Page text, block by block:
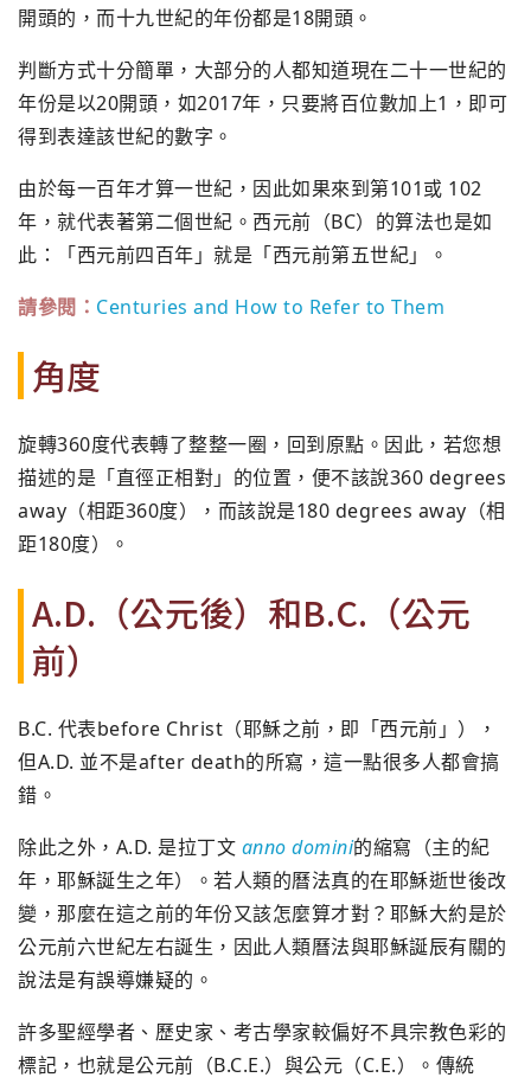
開頭的， 而十九世紀的年份都是18開頭。
判斷方式十分簡單， 大部分的人都知道現在二十一世紀的
年份是以20開頭， 如2017年，只要將百位數加上1，即可
得到表達該世紀的數字。
由於每一百年才算一世紀，因此如果來到第101或 102
年，就代表著第二個世紀。西元前（BC）的算法也是如
此：
「西元前四百年」就是「西元前第五世紀」。
請參閱： Centuries and How to Refer to Them
角度
旋轉360度代表轉了整整一圈，回到原點。因此， 若您想
描述的是「直徑正相對」的位置，便不該說360 degrees
away（相距360度），而該說是180 degrees away（相
距180度）。
A.D.（公元後）和B.C.（公元
前）
B.C. 代表before Christ（耶穌之前，即「西元前」），
但A.D. 並不是after death的所寫，這一點很多人都會搞
錯。
除此之外，A.D. 是拉丁文 anno domini的縮寫（主的紀
年，耶穌誕生之年）。 若人類的曆法真的在耶穌逝世後改
變， 那麼在這之前的年份又該怎麼算才對？ 耶穌大約是於
公元前六世紀左右誕生， 因此人類曆法與耶穌誕辰有關的
說法是有誤導嫌疑的。
許多聖經學者、歷史家、考古學家較偏好不具宗教色彩的
標記， 也就是公元前（B.C.E.）與公元（C.E.）。傳統